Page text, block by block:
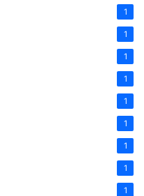
1
1
1
1
1
1
1
1
1